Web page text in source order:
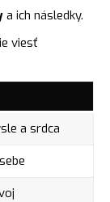
a ich následky.
viesť
a srdca